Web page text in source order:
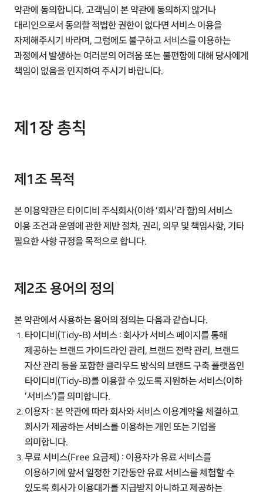
약관에 동의합니다. 고객님이 본 약관에 동의하지 않거나
대리인으로서 동의할 적법한 권한이 없다면 서비스 이용을
자제해주시기 바라며, 그럼에도 불구하고 서비스를 이용하는
과정에서 발생하는 여러분의 어려움 또는 불편함에 대해 당사에게
책임이 없음을 인지하여 주시기 바랍니다.
제1장 총칙
제1조 목적
본 이용약관은 타이디비 주식회사(이하 ‘회사’라 함)의 서비스
이용 조건과 운영에 관한 제반 절차, 권리, 의무 및 책임사항, 기타
필요한 사항 규정을 목적으로 합니다.
제2조 용어의 정의
본 약관에서 사용하는 용어의 정의는 다음과 같습니다.
타이디비(Tidy-B) 서비스 : 회사가 서비스 페이지를 통해
제공하는 브랜드 가이드라인 관리, 브랜드 전략 관리, 브랜드
자산 관리 등을 포함한 클라우드 방식의 브랜드 구축 플랫폼인
타이디비(Tidy-B)를 이용할 수 있도록 지원하는 서비스(이하
‘서비스’)를 의미합니다.
이용자 : 본 약관에 따라 회사와 서비스 이용계약을 체결하고
회사가 제공하는 서비스를 이용하는 개인 또는 기업을
의미합니다.
무료 서비스(Free 요금제) : 이용자가 유료 서비스를
이용하기에 앞서 일정한 기간동안 유료 서비스를 체험할 수
있도록 회사가 이용대가를 지급받지 아니하고 제공하는